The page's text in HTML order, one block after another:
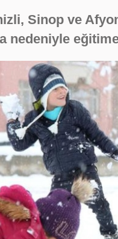
Sinop ve
nedeniyle